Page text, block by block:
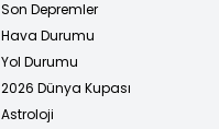
Son Depremler
Hava Durumu
Yol Durumu
2026 Dünya Kupası
Astroloji